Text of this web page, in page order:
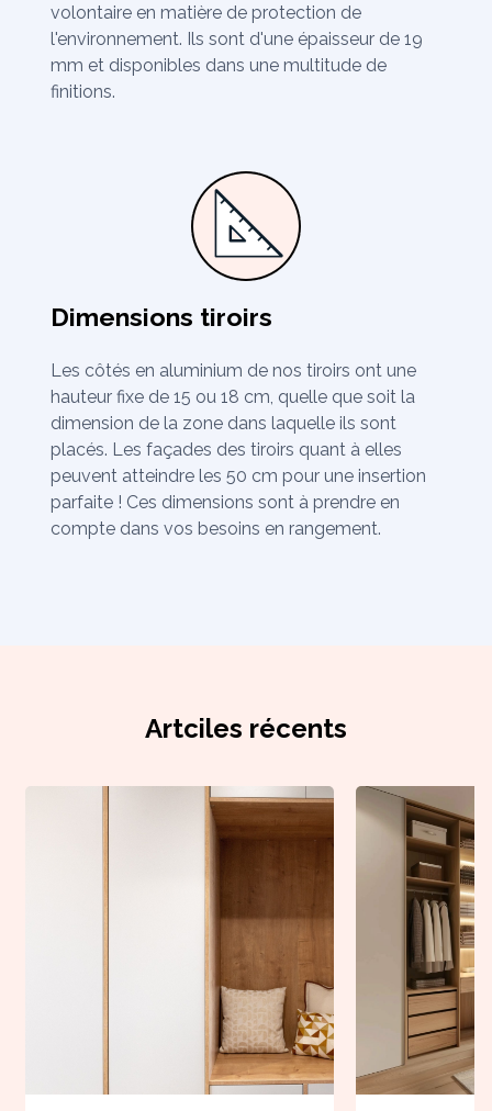
volontaire en matière de protection de
l'environnement. Ils sont d'une épaisseur de 19
mm et disponibles dans une multitude de
finitions.
Dimensions tiroirs
Les côtés en aluminium de nos tiroirs ont une
hauteur fixe de 15 ou 18 cm, quelle que soit la
dimension de la zone dans laquelle ils sont
placés. Les façades des tiroirs quant à elles
peuvent atteindre les 50 cm pour une insertion
parfaite ! Ces dimensions sont à prendre en
compte dans vos besoins en rangement.
Artciles récents